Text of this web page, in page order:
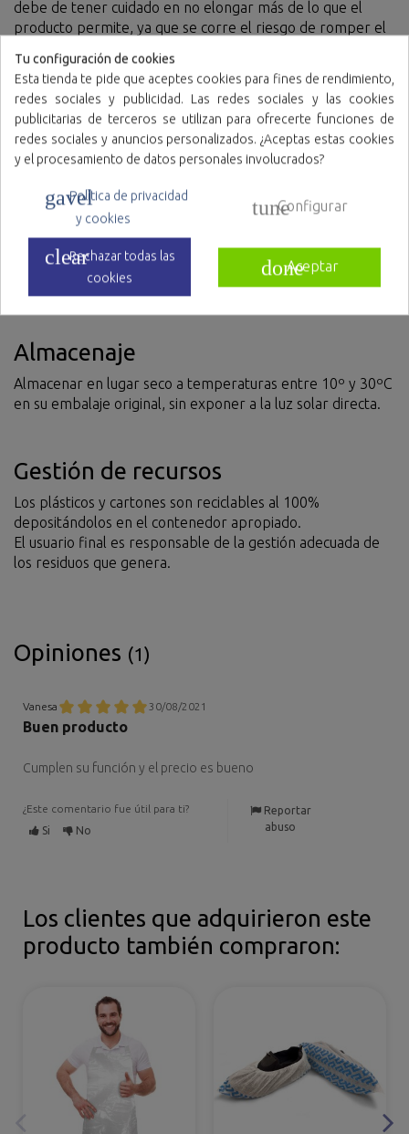
debe de tener cuidado en no elongar más de lo que el
producto permite, ya que se corre el riesgo de romper el
Utilización
En la industria agroalimentaria o en ambiente sanitario,
favorece la higiene, evitando la contaminación cruzada por
Materiales
Polipropileno Tejido no Tejido.
Almacenaje
Almacenar en lugar seco a temperaturas entre 10º y 30ºC
en su embalaje original, sin exponer a la luz solar directa.
Gestión de recursos
Los plásticos y cartones son reciclables al 100%
depositándolos en el contenedor apropiado.
El usuario final es responsable de la gestión adecuada de
los residuos que genera.
Opiniones (1)
Vanesa 30/08/2021
Buen producto
Cumplen su función y el precio es bueno
¿Este comentario fue útil para ti?
Si
No
Reportar
abuso
Los clientes que adquirieron este
producto también compraron:
Tu configuración de cookies
Esta tienda te pide que aceptes cookies para fines de rendimiento,
redes sociales y publicidad. Las redes sociales y las cookies
publicitarias de terceros se utilizan para ofrecerte funciones de
redes sociales y anuncios personalizados. ¿Aceptas estas cookies
y el procesamiento de datos personales involucrados?
gavel
Política de privacidad
y cookies
tuneConfigurar
clear
Rechazar todas las
cookies
doneAceptar